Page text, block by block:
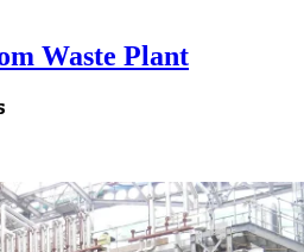
Waste Plant